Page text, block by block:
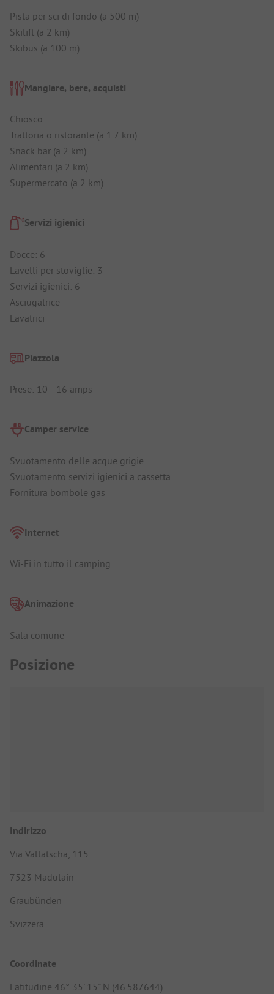
Pista per sci di fondo (a 500 m)
Skilift (a 2 km)
Skibus (a 100 m)
Mangiare, bere, acquisti
Chiosco
Trattoria o ristorante (a 1.7 km)
Snack bar (a 2 km)
Alimentari (a 2 km)
Supermercato (a 2 km)
Servizi igienici
Docce: 6
Lavelli per stoviglie: 3
Servizi igienici: 6
Asciugatrice
Lavatrici
Piazzola
Prese: 10 - 16 amps
Camper service
Svuotamento delle acque grigie
Svuotamento servizi igienici a cassetta
Fornitura bombole gas
Internet
Wi-Fi in tutto il camping
Animazione
Sala comune
Posizione
Indirizzo
Via Vallatscha, 115
7523 Madulain
Graubünden
Svizzera
Coordinate
Latitudine 46° 35' 15" N (46.587644)